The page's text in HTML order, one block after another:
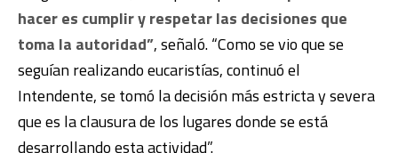
hacer es cumplir y respetar las decisiones que
toma la autoridad”, señaló. “Como se vio que se
seguían realizando eucaristías, continuó el
Intendente, se tomó la decisión más estricta y severa
que es laclausura de los lugares donde se está
desarrollando esta actividad”.